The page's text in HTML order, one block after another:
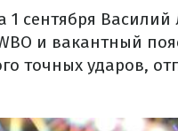
1 сентября
и вакантный
точных ударов,